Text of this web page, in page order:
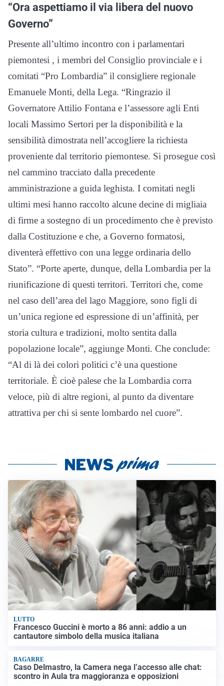
“Ora aspettiamo il via libera del nuovo
Governo”
Presente all’ultimo incontro con i parlamentari
piemontesi , i membri del Consiglio provinciale e i
comitati “Pro Lombardia” il consigliere regionale
Emanuele Monti, della Lega. “Ringrazio il
Governatore Attilio Fontana e l’assessore agli Enti
locali Massimo Sertori per la disponibilità e la
sensibilità dimostrata nell’accogliere la richiesta
proveniente dal territorio piemontese. Si prosegue così
nel cammino tracciato dalla precedente
amministrazione a guida leghista. I comitati negli
ultimi mesi hanno raccolto alcune decine di migliaia
di firme a sostegno di un procedimento che è previsto
dalla Costituzione e che, a Governo formatosi,
diventerà effettivo con una legge ordinaria dello
Stato”. “Porte aperte, dunque, della Lombardia per la
riunificazione di questi territori. Territori che, come
nel caso dell’area del lago Maggiore, sono figli di
un’unica regione ed espressione di un’affinità, per
storia cultura e tradizioni, molto sentita dalla
popolazione locale”, aggiunge Monti. Che conclude:
“Al di là dei colori politici c’è una questione
territoriale. È cioè palese che la Lombardia corra
veloce, più di altre regioni, al punto da diventare
attrattiva per chi si sente lombardo nel cuore”.
LUTTO
Francesco Guccini è morto a 86 anni: addio a un
cantautore simbolo della musica italiana
BAGARRE
Caso Delmastro, la Camera nega l’accesso alle chat:
scontro in Aula tra maggioranza e opposizioni